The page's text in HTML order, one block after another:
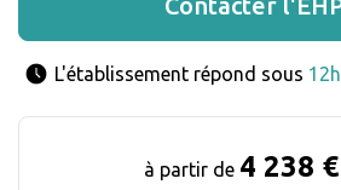
L'établissement répond sous
à partir de 4 238 €